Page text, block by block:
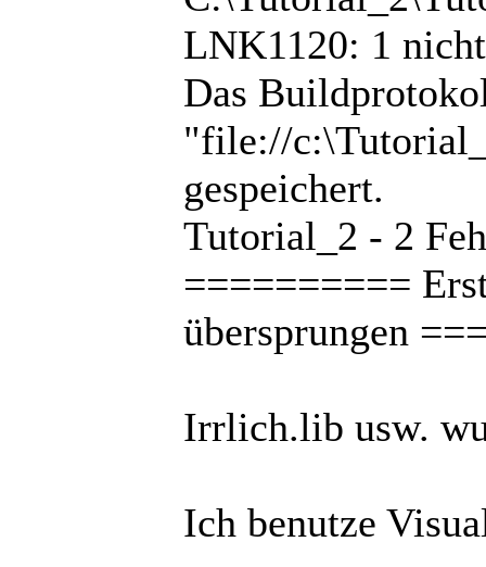
LNK1120: 1
Das
"file://
gespeichert.
Tutorial_2 - 2
==========
übersprungen
Irrlich.lib usw.
Ich benutze